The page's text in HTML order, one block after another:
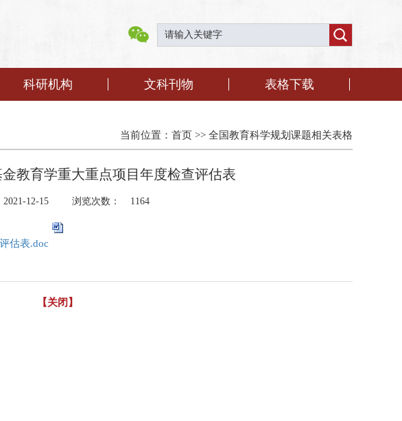
科研机构 文科刊物 表格下载
当前位置： 首页 >> 全国教育科学规划课题相关表格
金教育学重大重点项目年度检查评估表
12-15 浏览次数： 1164
估表.doc
【关闭】